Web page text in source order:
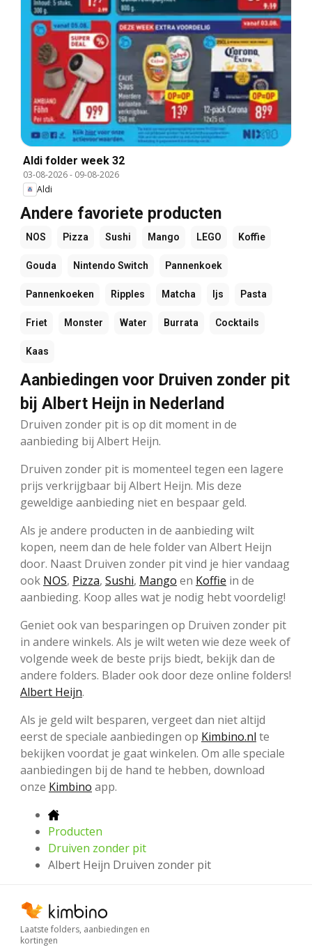
Aldi folder week 32
03-08-2026- 09-08-2026
Aldi
Andere favoriete producten
NOS Pizza Sushi Mango LEGO Koffie
Gouda Nintendo Switch Pannenkoek
Pannenkoeken Ripples Matcha Ijs Pasta
Friet Monster Water Burrata Cocktails
Kaas
Aanbiedingen voor Druiven zonder pit
bij Albert Heijn in Nederland
Druiven zonder pit is op dit moment in de
aanbieding bij Albert Heijn.
Druiven zonder pit is momenteel tegen een lagere
prijs verkrijgbaar bij Albert Heijn. Mis deze
geweldige aanbieding niet en bespaar geld.
Als je andere producten in de aanbieding wilt
kopen, neem dan de hele folder van Albert Heijn
door. Naast Druiven zonder pit vind je hier vandaag
ook NOS, Pizza, Sushi, Mango en Koffie in de
aanbieding. Koop alles wat je nodig hebt voordelig!
Geniet ook van besparingen op Druiven zonder pit
in andere winkels. Als je wilt weten wie deze week of
volgende week de beste prijs biedt, bekijk dan de
andere folders. Blader ook door deze online folders!
Albert Heijn.
Als je geld wilt besparen, vergeet dan niet altijd
eerst de speciale aanbiedingen op Kimbino.nl te
bekijken voordat je gaat winkelen. Om alle speciale
aanbiedingen bij de hand te hebben, download
onze Kimbino app.
Producten
Druiven zonder pit
Albert Heijn Druiven zonder pit
Laatste folders, aanbiedingen en
kortingen